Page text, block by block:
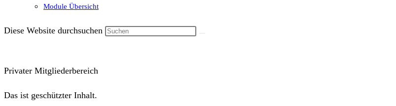
Module Übersicht
Diese Website durchsuchen
Privater Mitgliederbereich
Das ist geschützter Inhalt.